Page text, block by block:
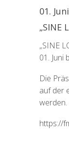
01.
„SINE
„SINE
01. Juni
Die
auf der
werden.
https://